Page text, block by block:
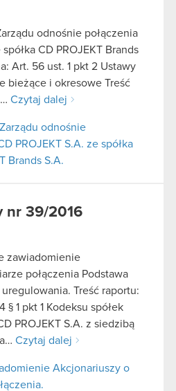
odnośnie połączenia
CD PROJEKT Brands
Art. 56 ust. 1 pkt 2 Ustawy
bieżące i okresowe Treść
Czytaj dalej
odnośnie
PROJEKT S.A. ze spółka
Brands S.A.
nr 39/2016
zawiadomienie
połączenia Podstawa
Treść raportu:
§ 1 pkt 1 Kodeksu spółek
PROJEKT S.A. z siedzibą
Czytaj dalej
Akcjonariuszy o